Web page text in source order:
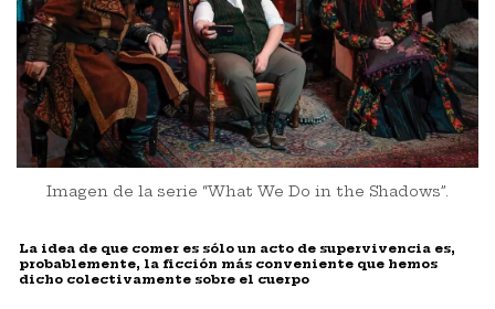
Imagen de la serie “What We Do in the Shadows”.
La idea de que comer es sólo un acto de supervivencia es,
probablemente, la ficción más conveniente que hemos
dicho colectivamente sobre el cuerpo